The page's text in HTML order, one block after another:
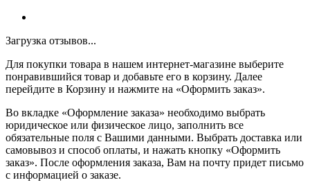
Загрузка отзывов...
Для покупки товара в нашем интернет-магазине выберите
понравившийся товар и добавьте его в корзину. Далее
перейдите в Корзину и нажмите на «Оформить заказ».
Во вкладке «Оформление заказа» необходимо выбрать
юридическое или физическое лицо, заполнить все
обязательные поля с Вашими данными. Выбрать доставка или
самовывоз и способ оплаты, и нажать кнопку «Оформить
заказ». После оформления заказа, Вам на почту придет письмо
с информацией о заказе.